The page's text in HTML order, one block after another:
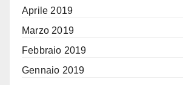
Aprile 2019
Marzo 2019
Febbraio 2019
Gennaio 2019